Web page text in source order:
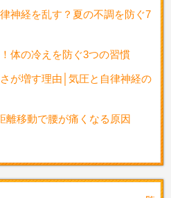
神経を乱す？夏の不調を防ぐ7
体の冷えを防ぐ3つの習慣
が増す理由│気圧と自律神経の
離移動で腰が痛くなる原因